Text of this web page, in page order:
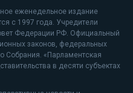
еженедельное издание
с 1997 года. Учредители
Федерации РФ. Официальный
законов, федеральных
Собрания. «Парламентская
в десяти субъектах